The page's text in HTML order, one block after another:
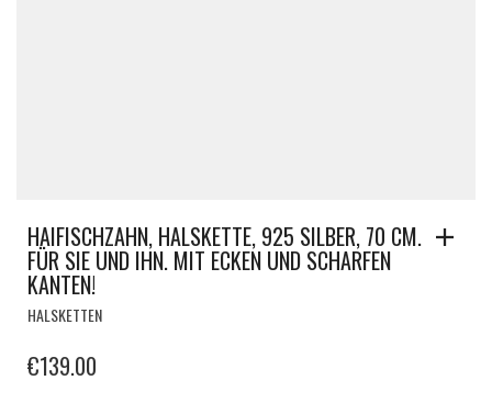
HAIFISCHZAHN, HALSKETTE, 925 SILBER, 70 CM.
FÜR SIE UND IHN. MIT ECKEN UND SCHARFEN
KANTEN!
HALSKETTEN
€139.00